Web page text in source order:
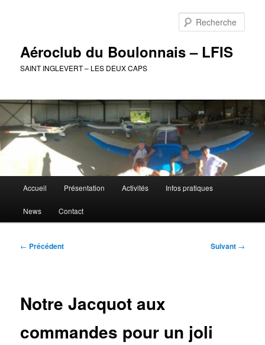
Aéroclub du Boulonnais – LFIS
SAINT INGLEVERT – LES DEUX CAPS
principal
Accueil Présentation Activités Infos pratiques
News Contact
Navigation
← Précédent Suivant →
Notre Jacquot aux
commandes pour un joli